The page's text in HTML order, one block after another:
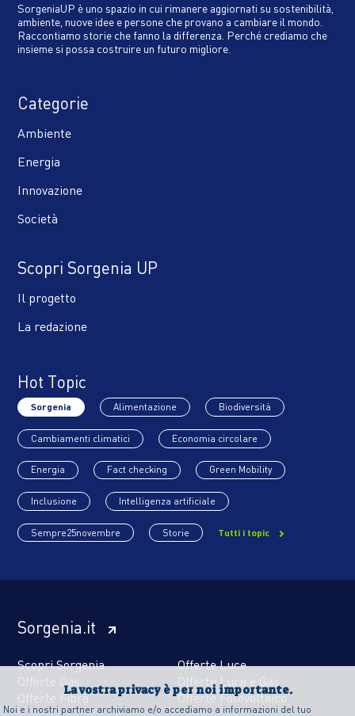
La vostra privacy è per noi importante.
Noi e i nostri partner archiviamo e/o accediamo a informazioni del tuo
SorgeniaUP è uno spazio in cui rimanere aggiornati su sostenibilità,
ambiente, nuove idee e persone che provano a cambiare il mondo.
Raccontiamo storie che fanno la differenza. Perché crediamo che
insieme si possa costruire un futuro migliore.
Categorie
Ambiente
Energia
Innovazione
Società
Scopri Sorgenia UP
Il progetto
La redazione
Hot Topic
Sorgenia Alimentazione Biodiversità
Cambiamenti climatici Economia circolare
Energia Fact checking Green Mobility
Inclusione Intelligenza artificiale
Sempre25novembre Storie Tutti i topic
Sorgenia.it
Scopri Sorgenia
Offerte Luce
Offerte Gas
Offerte Luce e Gas
Offerte Fibra
Offerte Fotovoltaico